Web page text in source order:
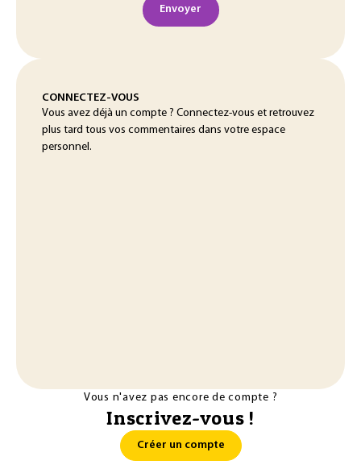
Envoyer
CONNECTEZ-VOUS
Vous avez déjà un compte ? Connectez-vous et retrouvez
plus tard tous vos commentaires dans votre espace
personnel.
Vous n'avez pas encore de compte ?
Inscrivez-vous !
Créer un compte